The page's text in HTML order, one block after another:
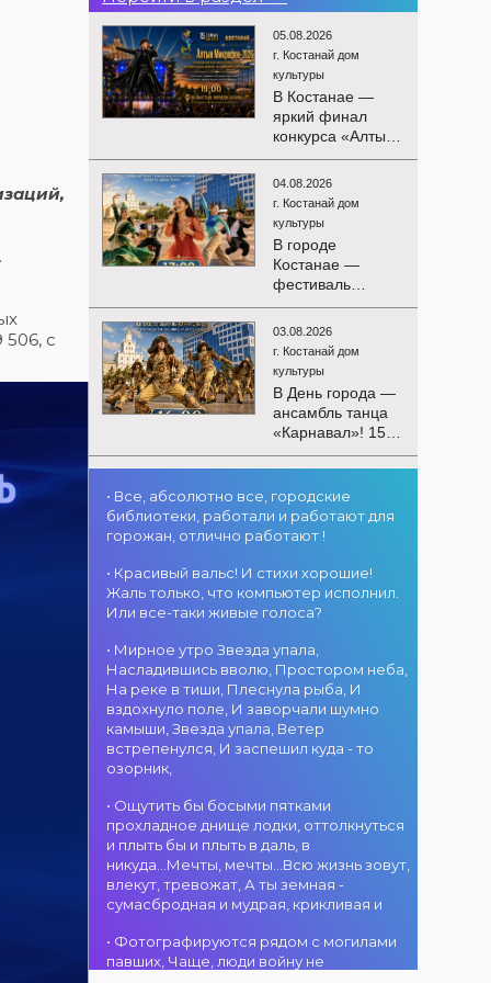
506, с
05.08.2026
г. Костанай дом
культуры
В Костанае —
яркий финал
конкурса «Алтын
Микрофон-2026»!
15 августа
состоятся
церемония
награждения
победителей и
гала-концерт
Международного
конкурса
вокалистов! Вас
ждут яркие
выступления
лучших
исполнителей,
незабываемые
эмоции и особая
праздничная
атмосфера!
04.08.2026
г. Костанай дом
культуры
В городе
Костанае —
фестиваль
детского
творчества
«Алтын дән»! 15
августа на
площади
областного
акимата
состоится
фестиваль
участием детских
творческих
коллективов
бала»! Вас ждут
яркие
выступления
прекрасные
песни,
зажигательные
танцы и
праздничное
настроение!
03.08.2026
г. Костанай дом
культуры
В День города —
ансамбль танца
«Карнавал»! 15
августа на
площади
областного
акимата
состоится
программа
ансамбля танца
«Карнавал»!
ансамбля —
Шамиль
Фахрутдинов. Вас
ждут зрелищные
хореографические
постановки, яркие
ритмы и
праздничное
настроение!
г. Костанай дом
культуры
В День города —
«MOVE &
DANCE»! 14
августа на
областного
акимата
состоится
праздничная DJ-
программа! Вас
ждут
зажигательные
ритмы, мощная
г. Костанай дом
культуры
Костанай
завоевал Гран-
при
культуры
#REPOST
@kstnews.kz - Во
летия со дня
основания
Костанайской
области подвели
г. Костанай дом
культуры
• Все, абсолютно все, городские
библиотеки, работали и работают для
горожан, отлично работают !
• Красивый вальс! И стихи хорошие!
Жаль только, что компьютер исполнил.
Или все-таки живые голоса?
• Мирное утро Звезда упала,
Насладившись вволю, Простором неба,
На реке в тиши, Плеснула рыба, И
вздохнуло поле, И заворчали шумно
камыши, Звезда упала, Ветер
встрепенулся, И заспешил куда - то
озорник,
• Ощутить бы босыми пятками
прохладное днище лодки, оттолкнуться
и плыть бы и плыть в даль, в
никуда...Мечты, мечты...Всю жизнь зовут,
влекут, тревожат, А ты земная -
сумасбродная и мудрая, крикливая и
• Фотографируются рядом с могилами
павших, Чаще, люди войну не